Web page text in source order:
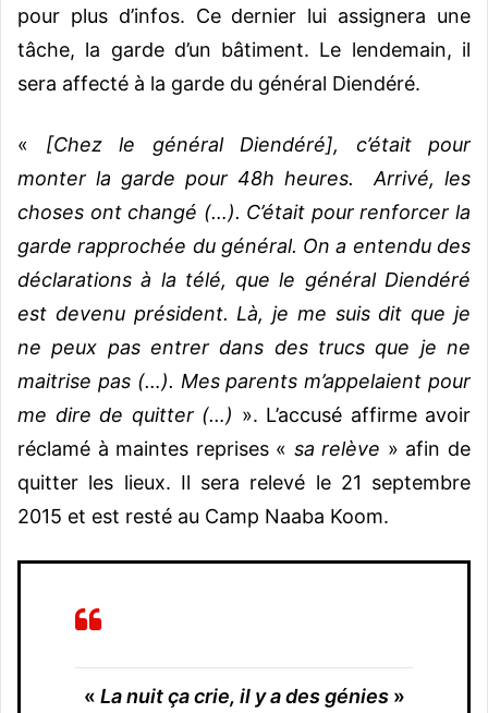
pour plus d’infos. Ce dernier lui assignera une
tâche, la garde d’un bâtiment. Le lendemain, il
sera affecté à la garde du général Diendéré.
« [Chez le général Diendéré], c’était pour
monter la garde pour 48h heures. Arrivé, les
choses ont changé (…). C’était pour renforcer la
garde rapprochée du général. On a entendu des
déclarations à la télé, que le général Diendéré
est devenu président. Là, je me suis dit que je
ne peux pas entrer dans des trucs que je ne
maitrise pas (…). Mes parents m’appelaient pour
me dire de quitter (…) ». L’accusé affirme avoir
réclamé à maintes reprises « sa relève » afin de
quitter les lieux. Il sera relevé le 21 septembre
2015 et est resté au Camp Naaba Koom.
« La nuit ça crie, il y a des génies»